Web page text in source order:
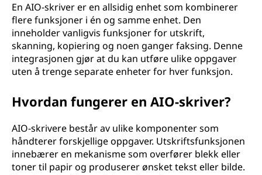
En AIO-skriver er en allsidig enhet som kombinerer
flere funksjoner i én og samme enhet. Den
inneholder vanligvis funksjoner for utskrift,
skanning, kopiering og noen ganger faksing. Denne
integrasjonen gjør at du kan utføre ulike oppgaver
uten å trenge separate enheter for hver funksjon.
Hvordan fungerer en AIO-skriver?
AIO-skrivere består av ulike komponenter som
håndterer forskjellige oppgaver. Utskriftsfunksjonen
innebærer en mekanisme som overfører blekk eller
toner til papir og produserer ønsket tekst eller bilde.